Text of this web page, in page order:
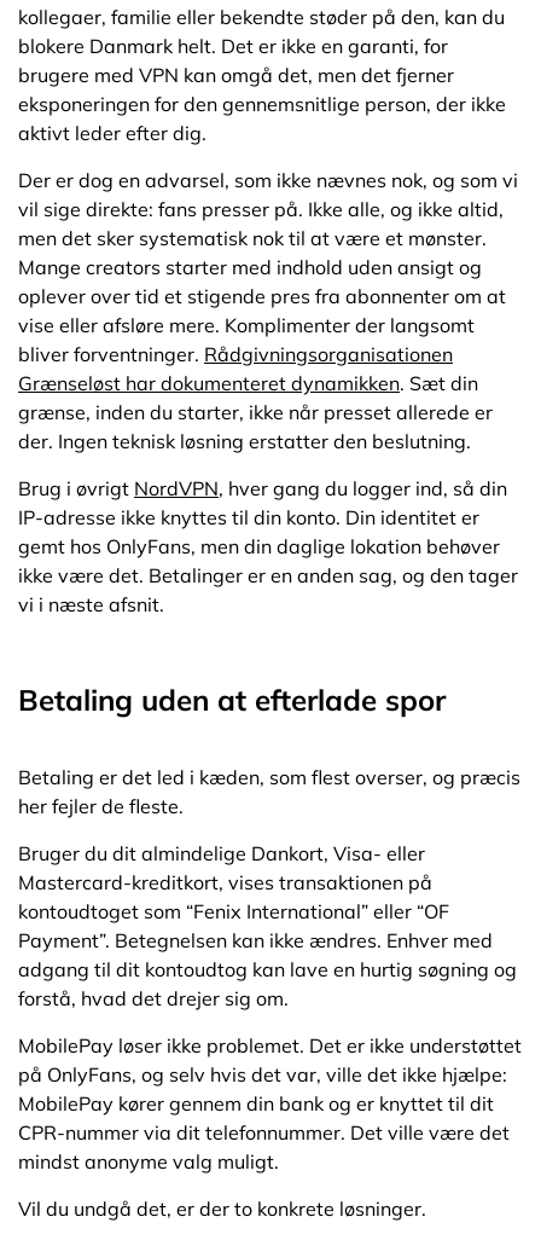
kollegaer, familie eller bekendte støder på den, kan du
blokere Danmark helt. Det er ikke en garanti, for
brugere med VPN kan omgå det, men det fjerner
eksponeringen for den gennemsnitlige person, der ikke
aktivt leder efter dig.
Der er dog en advarsel, som ikke nævnes nok, og som vi
vil sige direkte: fans presser på. Ikke alle, og ikke altid,
men det sker systematisk nok til at være et mønster.
Mange creators starter med indhold uden ansigt og
oplever over tid et stigende pres fra abonnenter om at
vise eller afsløre mere. Komplimenter der langsomt
bliver forventninger. Rådgivningsorganisationen
Grænseløst har dokumenteret dynamikken. Sæt din
grænse, inden du starter, ikke når presset allerede er
der. Ingen teknisk løsning erstatter den beslutning.
Brug i øvrigt NordVPN, hver gang du logger ind, så din
IP-adresse ikke knyttes til din konto. Din identitet er
gemt hos OnlyFans, men din daglige lokation behøver
ikke være det. Betalinger er en anden sag, og den tager
vi i næste afsnit.
Betaling uden at efterlade spor
Betaling er det led i kæden, som flest overser, og præcis
her fejler de fleste.
Bruger du dit almindelige Dankort, Visa- eller
Mastercard-kreditkort, vises transaktionen på
kontoudtoget som “Fenix International” eller “OF
Payment”. Betegnelsen kan ikke ændres. Enhver med
adgang til dit kontoudtog kan lave en hurtig søgning og
forstå, hvad det drejer sig om.
MobilePay løser ikke problemet. Det er ikke understøttet
på OnlyFans, og selv hvis det var, ville det ikke hjælpe:
MobilePay kører gennem din bank og er knyttet til dit
CPR-nummer via dit telefonnummer. Det ville være det
mindst anonyme valg muligt.
Vil du undgå det, er der to konkrete løsninger.